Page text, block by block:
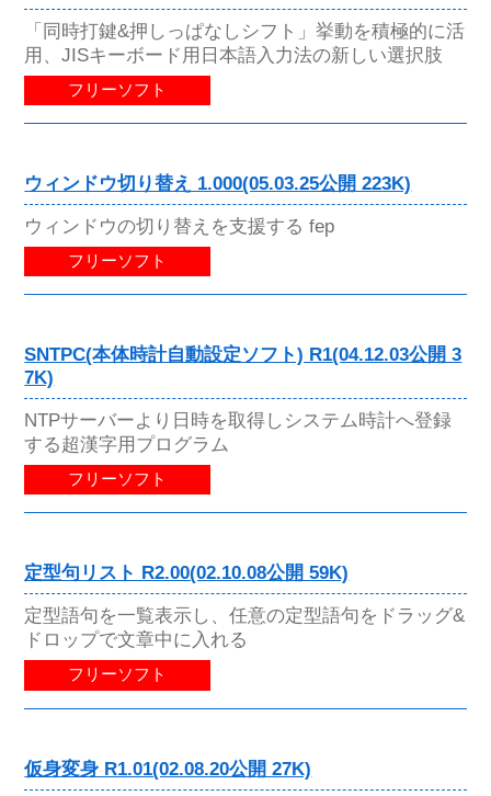
「同時打鍵&押しっぱなしシフト」挙動を積極的に活
用、JISキーボード用日本語入力法の新しい選択肢
フリーソフト
ウィンドウ切り替え 1.000(05.03.25公開 223K)
ウィンドウの切り替えを支援する fep
フリーソフト
SNTPC(本体時計自動設定ソフト) R1(04.12.03公開 3
7K)
NTPサーバーより日時を取得しシステム時計へ登録
する超漢字用プログラム
フリーソフト
定型句リスト R2.00(02.10.08公開 59K)
定型語句を一覧表示し、任意の定型語句をドラッグ&
ドロップで文章中に入れる
フリーソフト
仮身変身 R1.01(02.08.20公開 27K)